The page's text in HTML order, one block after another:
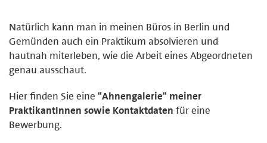
Natürlich kann man in meinen Büros in Berlin und
Gemünden auch ein Praktikum absolvieren und
hautnah miterleben, wie die Arbeit eines Abgeordneten
genau ausschaut.
Hier finden Sie eine "Ahnengalerie" meiner
PraktikantInnen sowie Kontaktdaten für eine
Bewerbung.